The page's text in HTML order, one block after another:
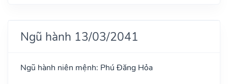
Ngũ hành 13/03/2041
Ngũ hành niên mệnh: Phú Đăng Hỏa